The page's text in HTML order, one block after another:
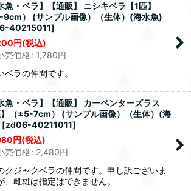
魚・ベラ】【通販】 ニシキベラ【1匹】
9cm） (サンプル画像）（生体）(海水魚)
40215011]
円(税込)
売価格: 1,780円
ベラの仲間です。
魚・ベラ】【通販】 カーペンターズラス
】（±5-7cm） (サンプル画像）（生体）(海
[zd06-40211011]
円(税込)
売価格: 2,480円
クジャクベラの仲間です。申し訳ございま
、雌雄は指定はできません。